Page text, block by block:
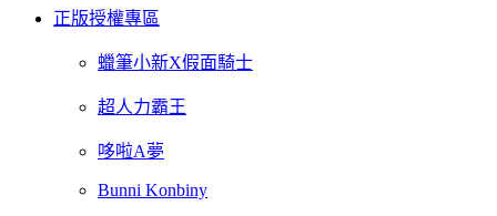
正版授權專區
蠟筆小新X假面騎士
超人力霸王
哆啦A夢
Bunni Konbiny